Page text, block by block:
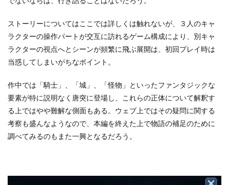
ストーリーについてはここでは詳しくは触れないが、３人のキャ
ラクターの操作パートが交互に訪れるゲーム構成により、別キャ
ラクターの視点へとシーンが頻繁に飛ぶ展開は、初回プレイ時は
当惑してしまいがちなポイント。
作中では「騎士」、「城」、「怪物」といったファンタジックな
要素が特に説明なく唐突に登場し、これらの正体について解釈す
る上ではやや難解な側面もある。ウェブ上ではその疑問に関する
考察も盛んなようなので、本編を終えた上で物語の補足のために
調べてみるのもまた一興となるだろう。